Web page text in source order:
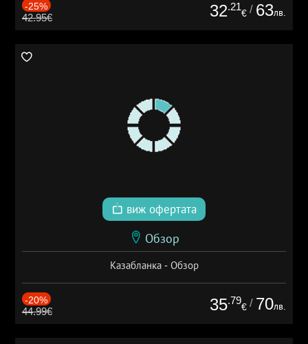
-25%
42.95€ 32.21
€ / 63лв.
виж офертата
Обзор
Казабланка - Обзор
-20%
44.99€ 35.79
€ / 70лв.